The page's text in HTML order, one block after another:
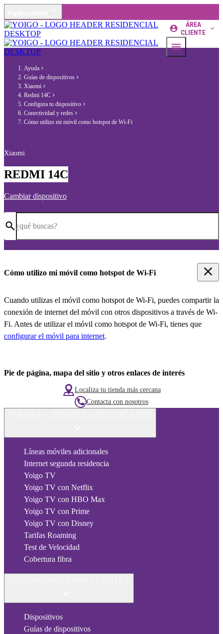
ÁREA
CLIENTE
Ayuda
Guías de dispositivos
Xiaomi
Redmi 14C
Configura tu dispositivo
Conectividad y redes
Cómo utilizo mi móvil como hotspot de Wi-Fi
Xiaomi
REDMI 14C
Cambiar dispositivo
¿qué buscas?
Cómo utilizo mi móvil como hotspot de Wi-Fi
Cuando utilizas el móvil como hotspot de Wi-Fi, puedes compartir la
conexión de internet del móvil con otros dispositivos a través de Wi-
Fi. Antes de utilizar el móvil como hotspot de Wi-Fi, tienes que
configurar el móvil para internet.
Pie de página, mapa del sitio y otros enlaces de interés
Localiza tu tienda más cercana
Contacta con nosotros
Líneas móviles adicionales
Internet segunda residencia
Yoigo TV
Yoigo TV con Netflix
Yoigo TV con HBO Max
Yoigo TV con Prime
Yoigo TV con Disney
Tarifas Roaming
Test de Velocidad
Cobertura fibra
Dispositivos
Guías de dispositivos